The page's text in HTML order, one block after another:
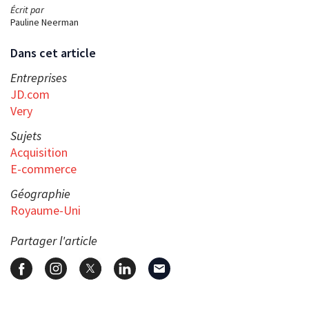
Écrit par
Pauline Neerman
Dans cet article
Entreprises
JD.com
Very
Sujets
Acquisition
E-commerce
Géographie
Royaume-Uni
Partager l'article